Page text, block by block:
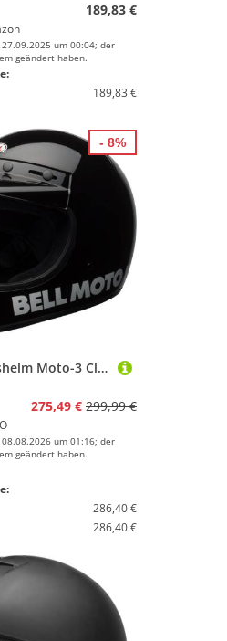
189,83 €
um 00:04; der
geändert haben.
189,83 €
Bell Motocrosshelm Moto-3 Classic Motocross Helm, Herausnehmbares Innenfutter, ECE 22.06
275,49 € 299,99 €
um 01:16; der
geändert haben.
286,40 €
286,40 €
- 8%